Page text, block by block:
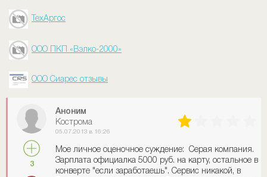
ТехАргос
ООО ПКП «Вэлко-2000»
ООО Сиарес отзывы
3
Аноним
Кострома
05.07.2013 в 16:26
Мое личное оценочное суждение: Серая компания.
Зарплата официалка 5000 руб. на карту, остальное в
конверте "если заработаешь". Сервис никакой, в